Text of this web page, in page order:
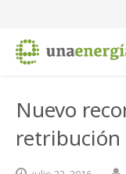
Nuevo
retribución